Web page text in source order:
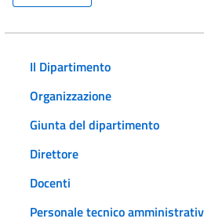
Il Dipartimento
Organizzazione
Giunta del dipartimento
Direttore
Docenti
Personale tecnico